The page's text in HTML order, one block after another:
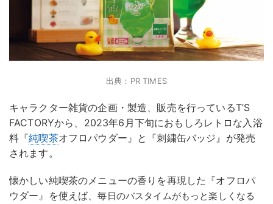
出典：PR TIMES
キャラクター雑貨の企画・製造、販売を行っているT’S
FACTORYから、2023年6月下旬におもしろレトロな入浴
料『純喫茶オフロパウダー』と『刺繍缶バッジ』が発売
されます。
懐かしい純喫茶のメニューの香りを再現した『オフロパ
ウダー』を使えば、毎日のバスタイムがもっと楽しくなる